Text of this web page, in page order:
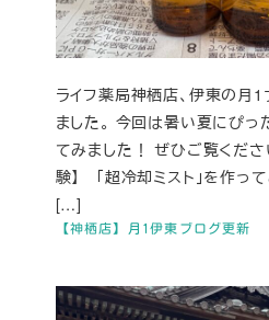
【神栖店】月1伊東ブログ更新
ライフ薬局神栖店、伊東の月1
ました。 今回は暑い夏にぴっ
てみました！ ぜひご覧くださ
験】 「超冷却ミスト」を作
[…]